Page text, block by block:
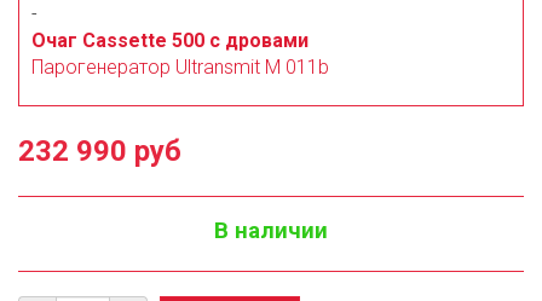
-
Очаг Cassette 500 с дровами
Парогенератор Ultransmit M 011b
232 990 руб
В наличии